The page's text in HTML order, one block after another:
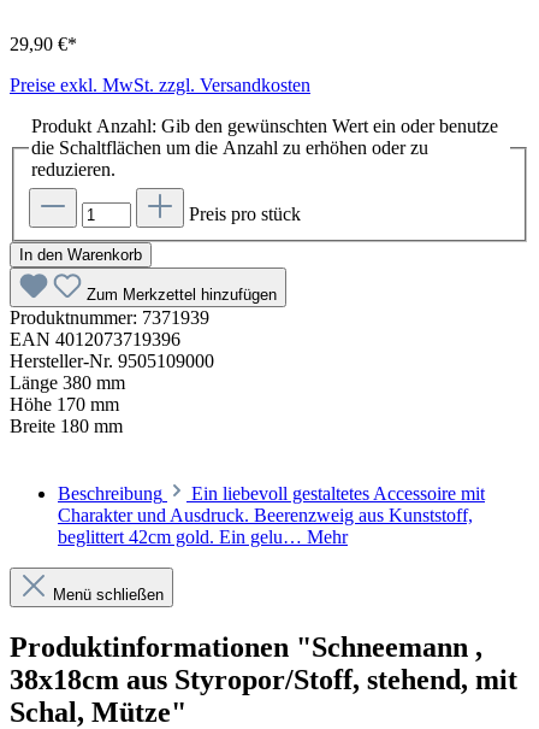
29,90 €*
Preise exkl. MwSt. zzgl. Versandkosten
Produkt Anzahl: Gib den gewünschten Wert ein oder benutze
die Schaltflächen um die Anzahl zu erhöhen oder zu
reduzieren.
Preis pro stück
In den Warenkorb
Zum Merkzettel hinzufügen
Produktnummer: 7371939
EAN 4012073719396
Hersteller-Nr. 9505109000
Länge 380 mm
Höhe 170 mm
Breite 180 mm
Beschreibung
Ein liebevoll gestaltetes Accessoire mit
Charakter und Ausdruck. Beerenzweig aus Kunststoff,
beglittert 42cm gold. Ein gelu… Mehr
Menü schließen
Produktinformationen "Schneemann ,
38x18cm aus Styropor/Stoff, stehend, mit
Schal, Mütze"